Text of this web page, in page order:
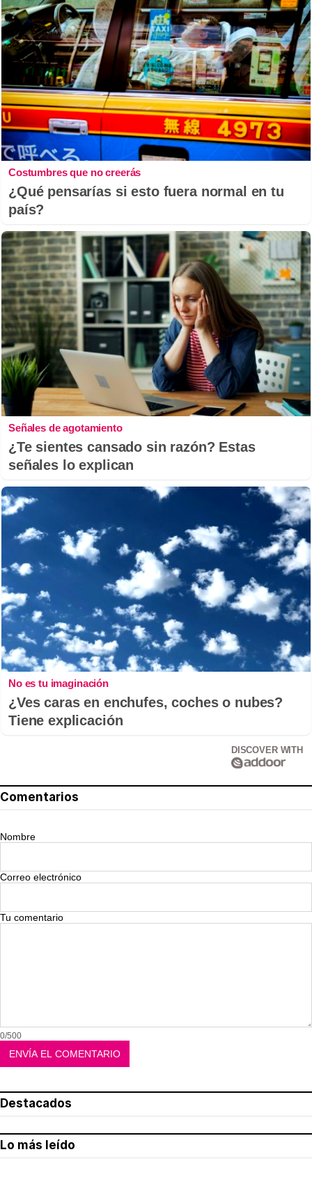
Costumbres que no creerás
¿Qué pensarías si esto fuera normal en tu
país?
Señales de agotamiento
¿Te sientes cansado sin razón? Estas
señales lo explican
No es tu imaginación
¿Ves caras en enchufes, coches o nubes?
Tiene explicación
DISCOVER WITH
Comentarios
Nombre
Correo electrónico
Tu comentario
0/500
Destacados
Lo más leído